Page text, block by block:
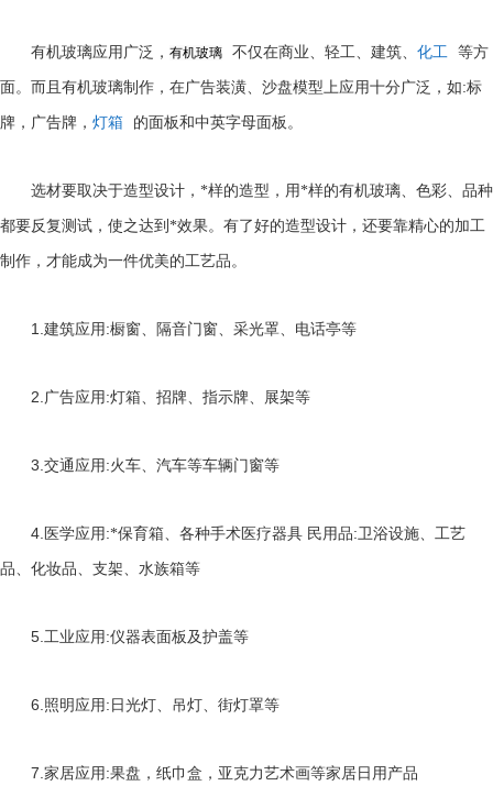
有机玻璃应用广泛， 有机玻璃 不仅在商业、轻工、建筑、 化工 等方
面。而且有机玻璃制作，在广告装潢、沙盘模型上应用十分广泛，如:标
牌，广告牌， 灯箱 的面板和中英字母面板。
选材要取决于造型设计，*样的造型，用*样的有机玻璃、色彩、品种
都要反复测试，使之达到*效果。有了好的造型设计，还要靠精心的加工
制作，才能成为一件优美的工艺品。
1. 建筑应用 :橱窗、隔音门窗、采光罩、电话亭等
2. 广告应用 :灯箱、招牌、指示牌、展架等
3. 交通应用 :火车、汽车等车辆门窗等
4. 医学应用 :*保育箱、各种手术医疗器具 民用品:卫浴设施、工艺
品、化妆品、支架、水族箱等
5. 工业应用 :仪器表面板及护盖等
6. 照明应用 : 日光灯、吊灯、街灯罩等
7. 家居应用 :果盘，纸巾盒，亚克力艺术画等家居日用产品